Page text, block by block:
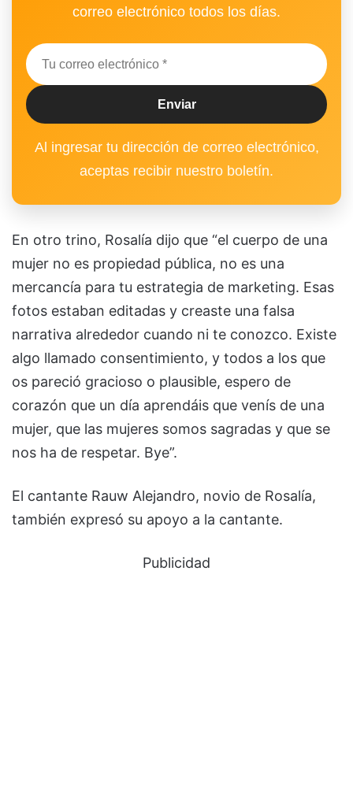
correo electrónico todos los días.
Al ingresar tu dirección de correo electrónico,
aceptas recibir nuestro boletín.
En otro trino, Rosalía dijo que “el cuerpo de una
mujer no es propiedad pública, no es una
mercancía para tu estrategia de marketing. Esas
fotos estaban editadas y creaste una falsa
narrativa alrededor cuando ni te conozco. Existe
algo llamado consentimiento, y todos a los que
os pareció gracioso o plausible, espero de
corazón que un día aprendáis que venís de una
mujer, que las mujeres somos sagradas y que se
nos ha de respetar. Bye”.
El cantante Rauw Alejandro, novio de Rosalía,
también expresó su apoyo a la cantante.
Publicidad